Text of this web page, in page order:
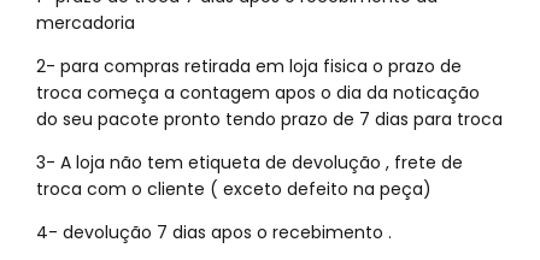
mercadoria
2- para compras retirada em loja fisica o prazo de
troca começa a contagem apos o dia da noticação
do seu pacote pronto tendo prazo de 7 dias para troca
3- A loja não tem etiqueta de devolução , frete de
troca com o cliente ( exceto defeito na peça)
4- devolução 7 dias apos o recebimento .